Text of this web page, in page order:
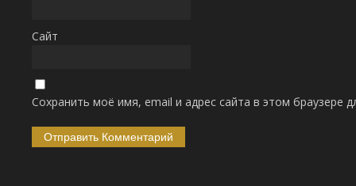
Сайт
Сохранить моё имя, email и адрес сайта в этом браузере